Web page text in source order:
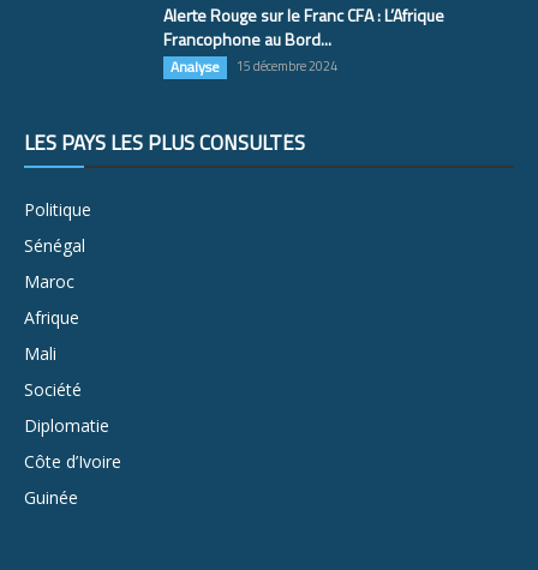
Alerte Rouge sur le Franc CFA : L’Afrique
Francophone au Bord...
Analyse 15 décembre 2024
LES PAYS LES PLUS CONSULTÉS
Politique
Sénégal
Maroc
Afrique
Mali
Société
Diplomatie
Côte d’Ivoire
Guinée